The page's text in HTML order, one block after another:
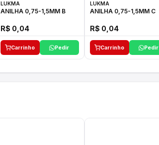
LUKMA
ANILHA 0,75-1,5MM B
R$ 0,04
Carrinho Pedir
LUKMA
ANILHA 0,75-1,5MM C
R$ 0,04
Carrinho Pedir